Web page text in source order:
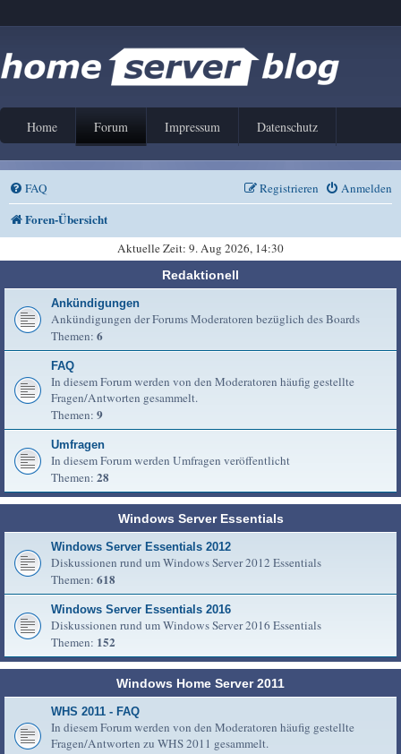
Home Forum Impressum Datenschutz
FAQ Anmelden
Registrieren
Foren-Übersicht
Aktuelle Zeit: 9. Aug 2026, 14:30
Redaktionell
Ankündigungen
Ankündigungen der Forums Moderatoren bezüglich des Boards
Themen: 6
FAQ
In diesem Forum werden von den Moderatoren häufig gestellte
Fragen/Antworten gesammelt.
Themen: 9
Umfragen
In diesem Forum werden Umfragen veröffentlicht
Themen: 28
Windows Server Essentials
Windows Server Essentials 2012
Diskussionen rund um Windows Server 2012 Essentials
Themen: 618
Windows Server Essentials 2016
Diskussionen rund um Windows Server 2016 Essentials
Themen: 152
Windows Home Server 2011
WHS 2011 - FAQ
In diesem Forum werden von den Moderatoren häufig gestellte
Fragen/Antworten zu WHS 2011 gesammelt.